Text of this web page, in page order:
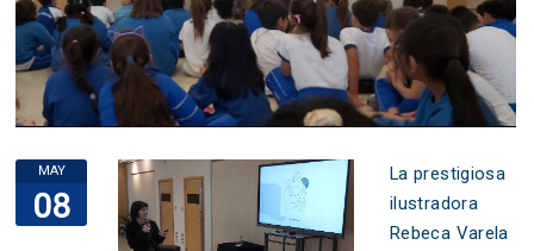
MAY
08
La prestigiosa
ilustradora
Rebeca Varela